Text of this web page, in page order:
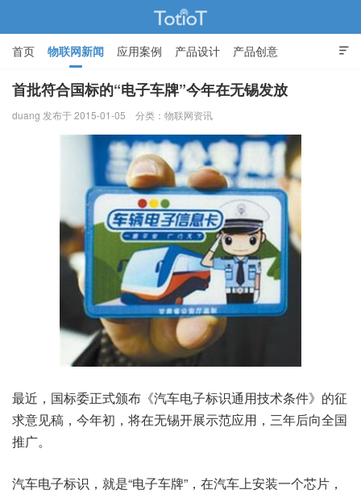
物联网的那些事 - Totiot

首页 物联网新闻 应用案例 产品设计 产品创意
智能家居
首批符合国标的“电子车牌”今年在无锡发放
duang 发布于 2015-01-05 分类： 物联网资讯
最近，国标委正式颁布《汽车电子标识通用技术条件》的征
求意见稿，今年初，将在无锡开展示范应用，三年后向全国
推广。
汽车电子标识，就是“电子车牌”，在汽车上安装一个芯片，